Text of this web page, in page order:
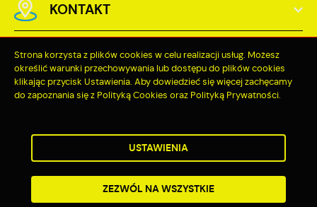
KONTAKT
Odwiedzin: 3756346
Copyright by miastopuck.pl
2ClickPortal® - Portale nowej generacji
Strona korzysta z plików cookies w celu realizacji usług. Możesz
określić warunki przechowywania lub dostępu do plików cookies
klikając przycisk Ustawienia. Aby dowiedzieć się więcej zachęcamy
do zapoznania się z Polityką Cookies oraz Polityką Prywatności.
USTAWIENIA
ZEZWÓL NA WSZYSTKIE
ZEZWÓL NA WSZYSTKIE